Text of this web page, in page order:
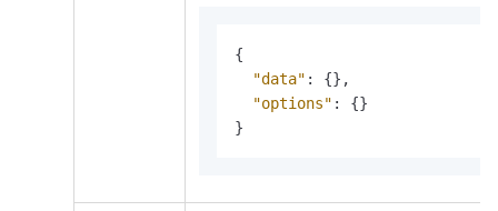
{
"data" : {} ,
"options" : {}
}